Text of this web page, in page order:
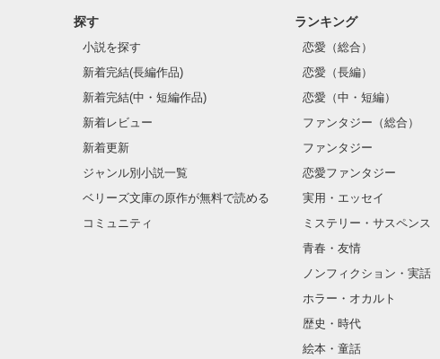
探す
小説を探す
新着完結(長編作品)
新着完結(中・短編作品)
新着レビュー
新着更新
ジャンル別小説一覧
ベリーズ文庫の原作が無料で読める
コミュニティ
ランキング
恋愛（総合）
恋愛（長編）
恋愛（中・短編）
ファンタジー（総合）
ファンタジー
恋愛ファンタジー
実用・エッセイ
ミステリー・サスペンス
青春・友情
ノンフィクション・実話
ホラー・オカルト
歴史・時代
絵本・童話